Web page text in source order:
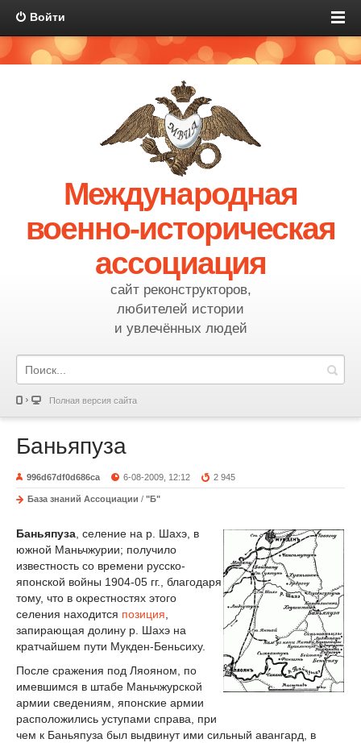
Войти
Международная
военно-историческая
ассоциация
сайт реконструкторов,
любителей истории
и увлечённых людей
Полная версия сайта
Баньяпуза
996d67df0d686ca 6-08-2009, 12:12 2 945
База знаний Ассоциации / "Б"
Баньяпуза , селение на р. Шахэ, в
южной Маньчжурии; получило
известность со времени русско-
японской войны 1904-05 гг., благодаря
тому, что в окрестностях этого
селения находится позиция
запирающая долину р. Шахэ на
кратчайшем пути Мукден-Беньсиху.
После сражения под Ляояном, по
имевшимся в штабе Маньчжурской
армии сведениям, японские армии
расположились уступами справа, при
чем к Баньяпуза был выдвинут ими сильный авангард, в